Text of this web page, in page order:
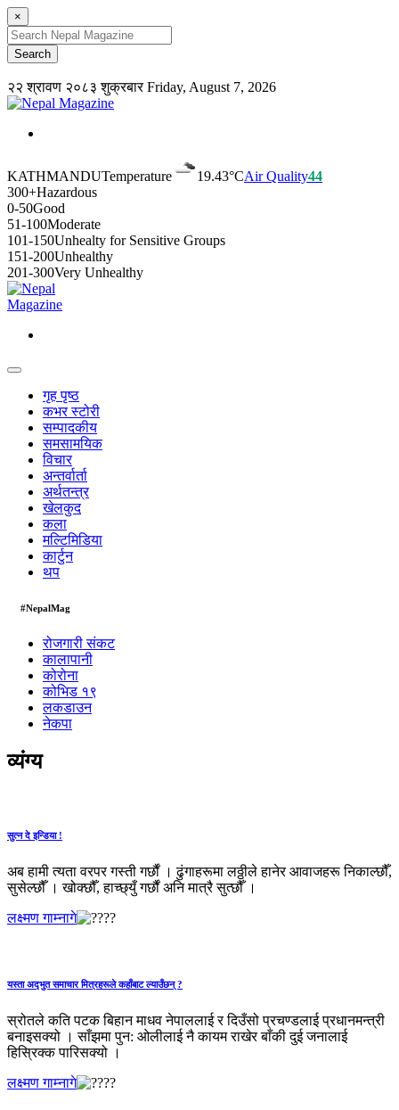
×
२२ श्रावण २०८३ शुक्रबारFriday, August 7, 2026
KATHMANDUTemperature 19.43°CAir Quality44
300+Hazardous
0-50Good
51-100Moderate
101-150Unhealty for Sensitive Groups
151-200Unhealthy
201-300Very Unhealthy
गृह पृष्ठ
कभर स्टोरी
सम्पादकीय
समसामयिक
विचार
अन्तर्वार्ता
अर्थतन्त्र
खेलकुद
कला
मल्टिमिडिया
कार्टुन
थप
#NepalMag
रोजगारी संकट
कालापानी
कोरोना
कोभिड १९
लकडाउन
नेकपा
व्यंग्य
सुत्‍न दे इन्डिया !
अब हामी त्यता वरपर गस्ती गर्छौं । ढुंगाहरूमा लठ्ठीले हानेर आवाजहरू निकाल्छौँ,
सुसेल्छौँ । खोक्छौँ, हाच्छ्युँ गर्छौं अनि मात्रै सुत्छौँ ।
लक्ष्मण गाम्नागे
यस्ता अद्‍भुत समाचार मित्रहरूले कहाँबाट ल्याउँछन् ?
स्रोतले कति पटक बिहान माधव नेपाललाई र दिउँसो प्रचण्डलाई प्रधानमन्त्री
बनाइसक्यो । साँझमा पुन: ओलीलाई नै कायम राखेर बाँकी दुई जनालाई
हिस्रिक्क पारिसक्यो ।
लक्ष्मण गाम्नागे